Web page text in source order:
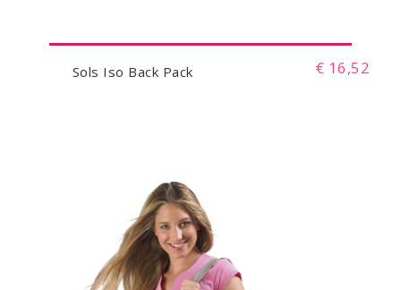
Sols Iso Back Pack € 16,52